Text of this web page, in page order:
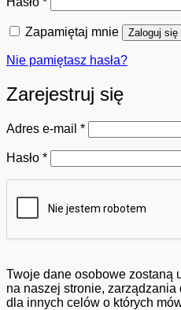
Zapamiętaj mnie Zaloguj się
Nie pamiętasz hasła?
Zarejestruj się
Adres e-mail *Wymagane
Hasło *Wymagane
Twoje dane osobowe zostaną
na naszej stronie,
dla innych celów o których